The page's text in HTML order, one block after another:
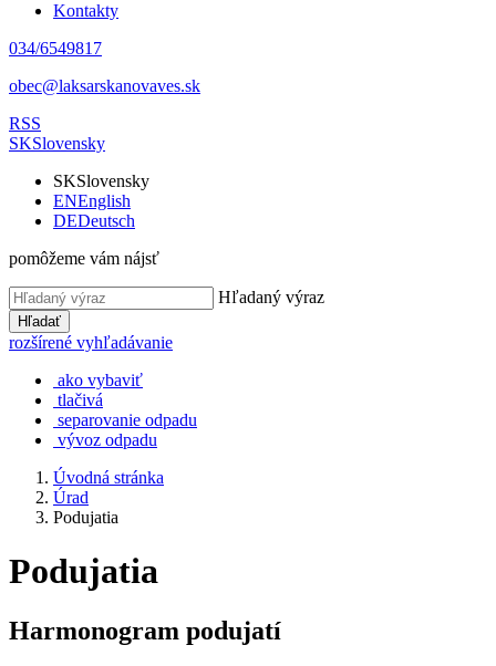
Kontakty
034/6549817
obec@laksarskanovaves.sk
RSS
SKSlovensky
SKSlovensky
ENEnglish
DEDeutsch
pomôžeme vám nájsť
Hľadaný výraz
Hľadať
rozšírené vyhľadávanie
ako vybaviť
tlačivá
separovanie odpadu
vývoz odpadu
Úvodná stránka
Úrad
Podujatia
Podujatia
Harmonogram podujatí